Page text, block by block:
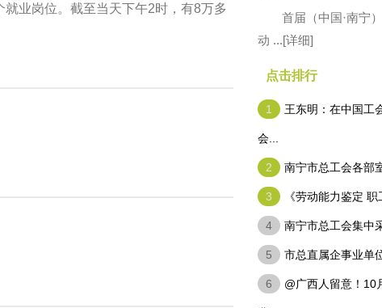
业岗位。截至当天下午2时，有8万多
首届（中国·南宁
动 ...[详细]
点击排行
1 王东明：在中国工
会...
2 南宁市总工会各部
3 《劳动能力鉴定
4 南宁市总工会集中
5 市总直属企事业单
6 @广西人留意！10